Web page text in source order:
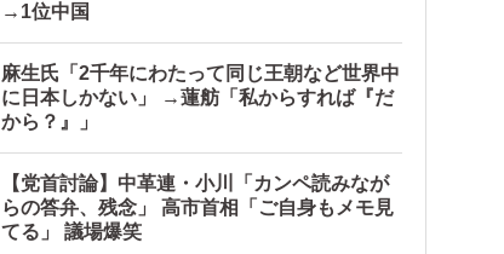
→1位中国
麻生氏「2千年にわたって同じ王朝など世界中
に日本しかない」 →蓮舫「私からすれば『だ
から？』」
【党首討論】中革連・小川「カンペ読みなが
らの答弁、残念」 高市首相「ご自身もメモ見
てる」 議場爆笑